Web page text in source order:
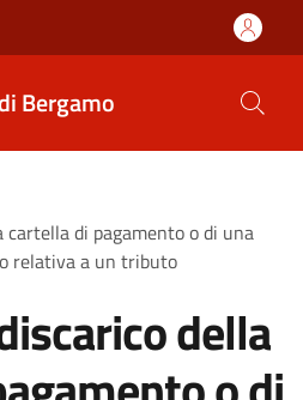
Bergamo
cartella di pagamento o di una
relativa a un tributo
della